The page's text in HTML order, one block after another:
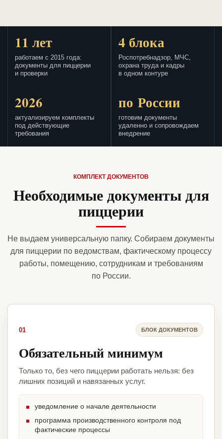
11 лет
работаем с 2015 года:
документы для пиццерии
и проверки
4 блока
Роспотребнадзор, МЧС,
охрана труда и кадры
в одном контуре
2026
актуализируем комплекты
под действующие
требования
по России
готовим документы
удаленно и сопровождаем
внедрение
КОМПЛЕКТ ДОКУМЕНТОВ
Необходимые документы для
пиццерии
Не выдаем универсальную папку. Собираем документы
для пиццерии по ведомствам, фактическому процессу
работы, помещению, сотрудникам и требованиям
по России.
01 БЛОК ДОКУМЕНТОВ
Обязательный минимум
Только то, без чего пиццерии работать нельзя: без
лишних позиций и навязанных услуг.
уведомление о начале деятельности
программа производственного контроля под
фактические процессы